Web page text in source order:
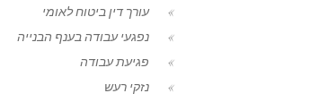
עורך דין ביטוח לאומי
נפגעי עבודה בענף הבנייה
פגיעת עבודה
נזקי רעש